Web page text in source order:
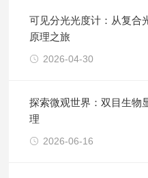
可见分光光度计：从复合
原理之旅
2026-04-30
探索微观世界：双目生物
理
2026-06-16